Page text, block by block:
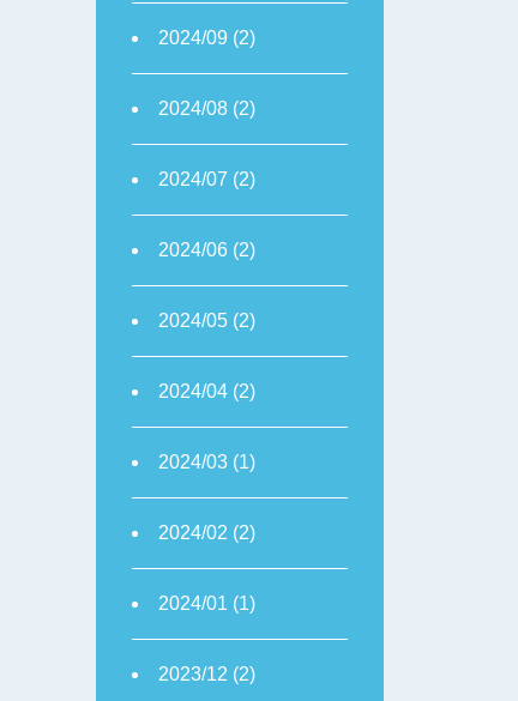
2024/09 (2)
2024/08 (2)
2024/07 (2)
2024/06 (2)
2024/05 (2)
2024/04 (2)
2024/03 (1)
2024/02 (2)
2024/01 (1)
2023/12 (2)